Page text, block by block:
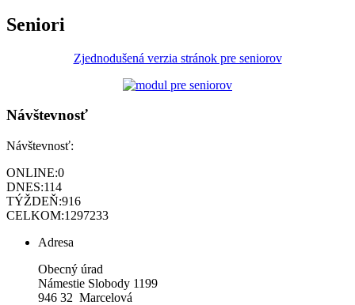
Seniori
Zjednodušená verzia stránok pre seniorov
Návštevnosť
Návštevnosť:
ONLINE:0
DNES:114
TÝŽDEŇ:916
CELKOM:1297233
Adresa
Obecný úrad
Námestie Slobody 1199
946 32 Marcelová